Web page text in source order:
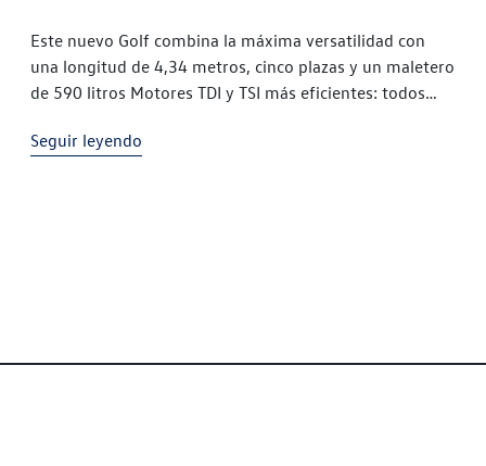
Este nuevo Golf combina la máxima versatilidad con
una longitud de 4,34 metros, cinco plazas y un maletero
de 590 litros Motores TDI y TSI más eficientes: todos
Seguir leyendo